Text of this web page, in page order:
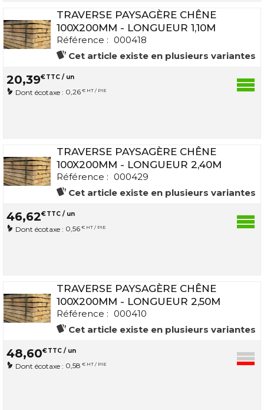
TRAVERSE PAYSAGÈRE CHÊNE
100X200MM - LONGUEUR 1,10M
Référence : 000418
Cet article existe en plusieurs variantes
20,39€TTC / un
Dont écotaxe : 0,26 € HT / PIE
TRAVERSE PAYSAGÈRE CHÊNE
100X200MM - LONGUEUR 2,40M
Référence : 000429
Cet article existe en plusieurs variantes
46,62€TTC / un
Dont écotaxe : 0,56 € HT / PIE
TRAVERSE PAYSAGÈRE CHÊNE
100X200MM - LONGUEUR 2,50M
Référence : 000410
Cet article existe en plusieurs variantes
48,60€TTC / un
Dont écotaxe : 0,58 € HT / PIE